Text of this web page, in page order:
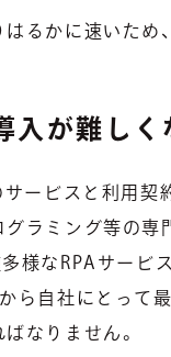
るかに速いため
入が難しく
サービスと利用契
グラミング等の専
様なRPAサービ
ら自社にとって
なりません。